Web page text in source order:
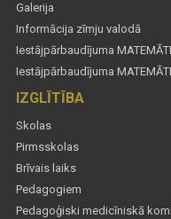
Galerija
Informācija zīmju valodā
Iestājpārbaudījuma
Iestājpārbaudījuma
IZGLĪTĪBA
Skolas
Pirmsskolas
Brīvais laiks
Pedagogiem
Pedagoģiski medicīniskā